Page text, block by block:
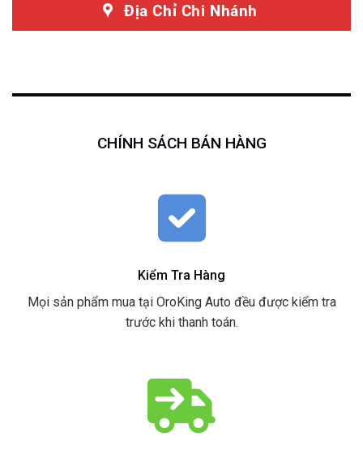
Địa Chỉ Chi Nhánh
CHÍNH SÁCH BÁN HÀNG
Kiểm Tra Hàng
Mọi sản phẩm mua tại OroKing Auto đều được kiểm tra
trước khi thanh toán.